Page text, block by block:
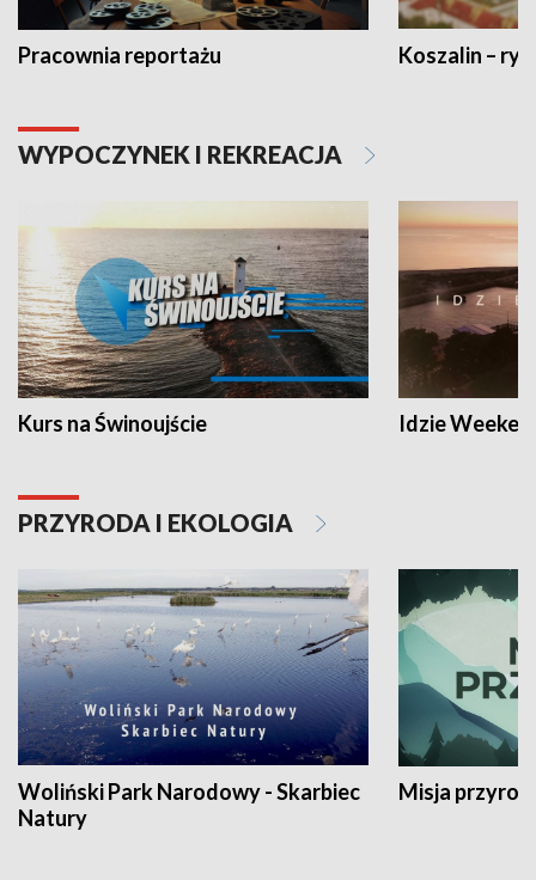
Pracownia reportażu Koszalin –
WYPOCZYNEK I REKREACJA
Kurs na Świnoujście Idzie
PRZYRODA I EKOLOGIA
Woliński Park Narodowy - Skarbiec
Natury
Misja